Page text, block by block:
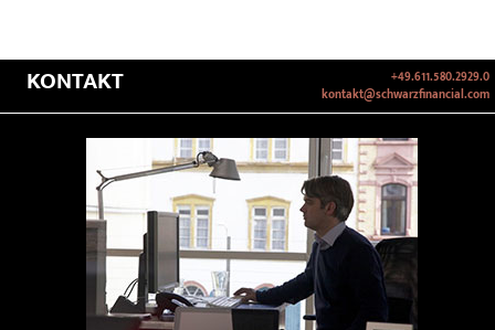
KONTAKT
+49.611.580.2929.0
kontakt@schwarzfinancial.com